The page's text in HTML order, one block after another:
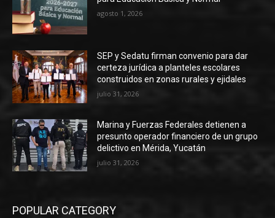
agosto 1, 2026
SEP y Sedatu firman convenio para dar
certeza jurídica a planteles escolares
construidos en zonas rurales y ejidales
julio 31, 2026
Marina y Fuerzas Federales detienen a
presunto operador financiero de un grupo
delictivo en Mérida, Yucatán
julio 31, 2026
POPULAR CATEGORY